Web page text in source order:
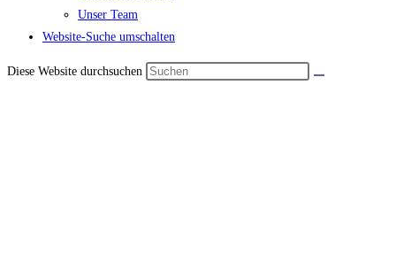
Unser Team
Website-Suche umschalten
Diese Website durchsuchen